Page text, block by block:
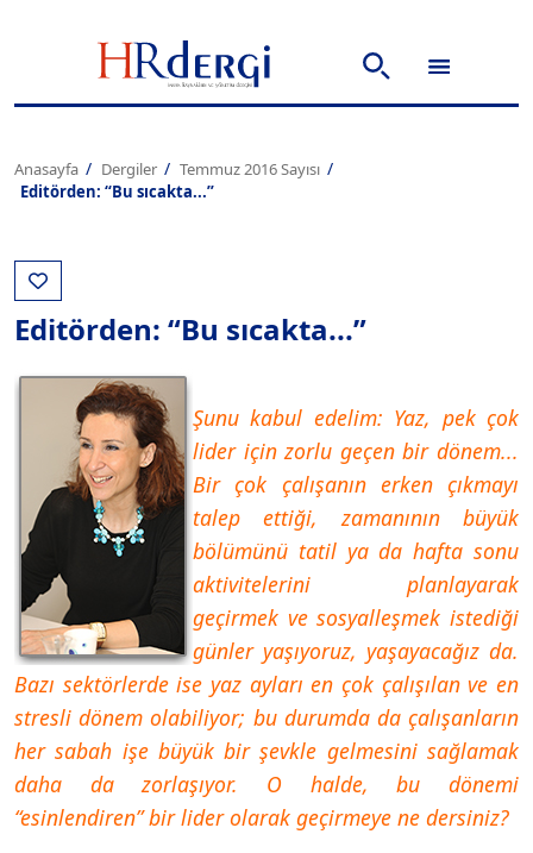
Anasayfa Dergiler
Temmuz 2016 Sayısı
Editörden: “Bu sıcakta...”
Editörden: “Bu sıcakta...”
Şunu kabul edelim: Yaz, pek çok
lider için zorlu geçen bir dönem...
Bir çok çalışanın erken çıkmayı
talep ettiği, zamanının büyük
bölümünü tatil ya da hafta sonu
aktivitelerini planlayarak
geçirmek ve sosyalleşmek istediği
günler yaşıyoruz, yaşayacağız da.
Bazı sektörlerde ise yaz ayları en çok çalışılan ve en
stresli dönem olabiliyor; bu durumda da çalışanların
her sabah işe büyük bir şevkle gelmesini sağlamak
daha da zorlaşıyor. O halde, bu dönemi
“esinlendiren” bir lider olarak geçirmeye ne dersiniz?